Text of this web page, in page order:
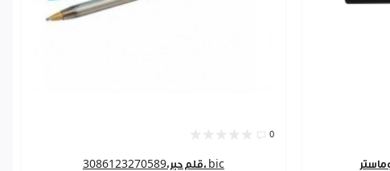
0
قلم حبر،3086123270589، bic